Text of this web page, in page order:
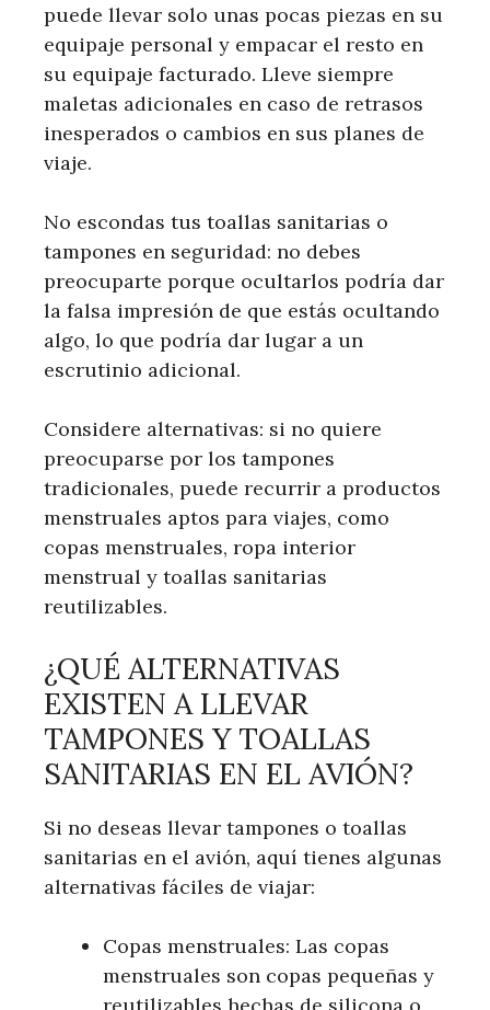
puede llevar solo unas pocas piezas en su
equipaje personal y empacar el resto en
su equipaje facturado. Lleve siempre
maletas adicionales en caso de retrasos
inesperados o cambios en sus planes de
viaje.
No escondas tus toallas sanitarias o
tampones en seguridad: no debes
preocuparte porque ocultarlos podría dar
la falsa impresión de que estás ocultando
algo, lo que podría dar lugar a un
escrutinio adicional.
Considere alternativas: si no quiere
preocuparse por los tampones
tradicionales, puede recurrir a productos
menstruales aptos para viajes, como
copas menstruales, ropa interior
menstrual y toallas sanitarias
reutilizables.
¿QUÉ ALTERNATIVAS
EXISTEN A LLEVAR
TAMPONES Y TOALLAS
SANITARIAS EN EL AVIÓN?
Si no deseas llevar tampones o toallas
sanitarias en el avión, aquí tienes algunas
alternativas fáciles de viajar:
Copas menstruales: Las copas
menstruales son copas pequeñas y